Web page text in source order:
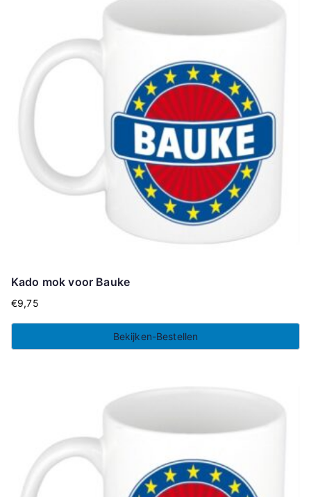
Kado mok voor Bauke
€9,75
Bekijken-Bestellen